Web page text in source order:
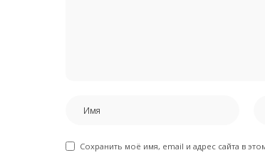
Сохранить моё имя, email и адрес сайта в